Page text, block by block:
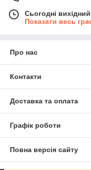
Сьогодні вихідний
Показати весь
Про нас
Контакти
Доставка та оплата
Графік роботи
Повна версія сайту